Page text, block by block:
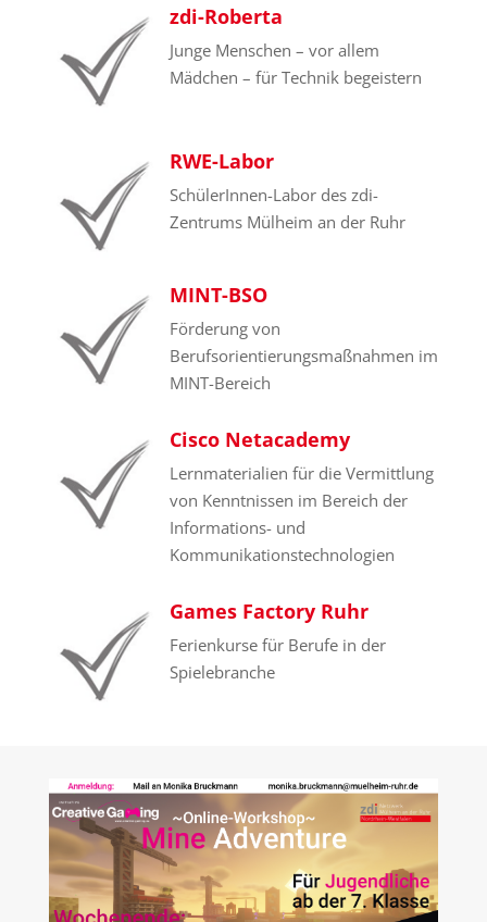
zdi-Roberta
Junge Menschen – vor allem
Mädchen – für Technik begeistern
RWE-Labor
SchülerInnen-Labor des zdi-
Zentrums Mülheim an der Ruhr
MINT-BSO
Förderung von
Berufsorientierungsmaßnahmen im
MINT-Bereich
Cisco Netacademy
Lernmaterialien für die Vermittlung
von Kenntnissen im Bereich der
Informations- und
Kommunikationstechnologien
Games Factory Ruhr
Ferienkurse für Berufe in der
Spielebranche